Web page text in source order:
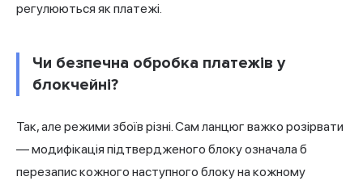
регулюються як платежі.
Чи безпечна обробка платежів у
блокчейні?
Так, але режими збоїв різні. Сам ланцюг важко розірвати
— модифікація підтвердженого блоку означала б
перезапис кожного наступного блоку на кожному